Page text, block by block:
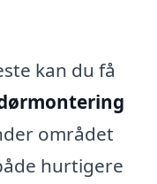
kan du få
området
hurtigere